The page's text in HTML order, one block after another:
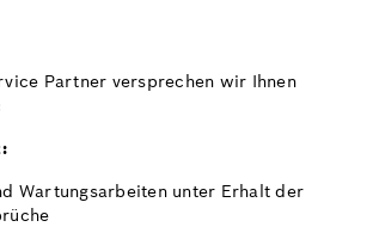
Partner versprechen wir Ihnen
Wartungsarbeiten unter Erhalt der